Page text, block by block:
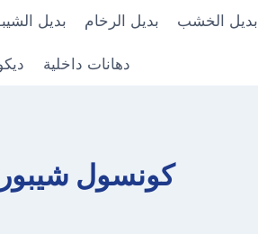
بديل الخشب بديل الرخام بديل
دهانات داخلية
كونسول